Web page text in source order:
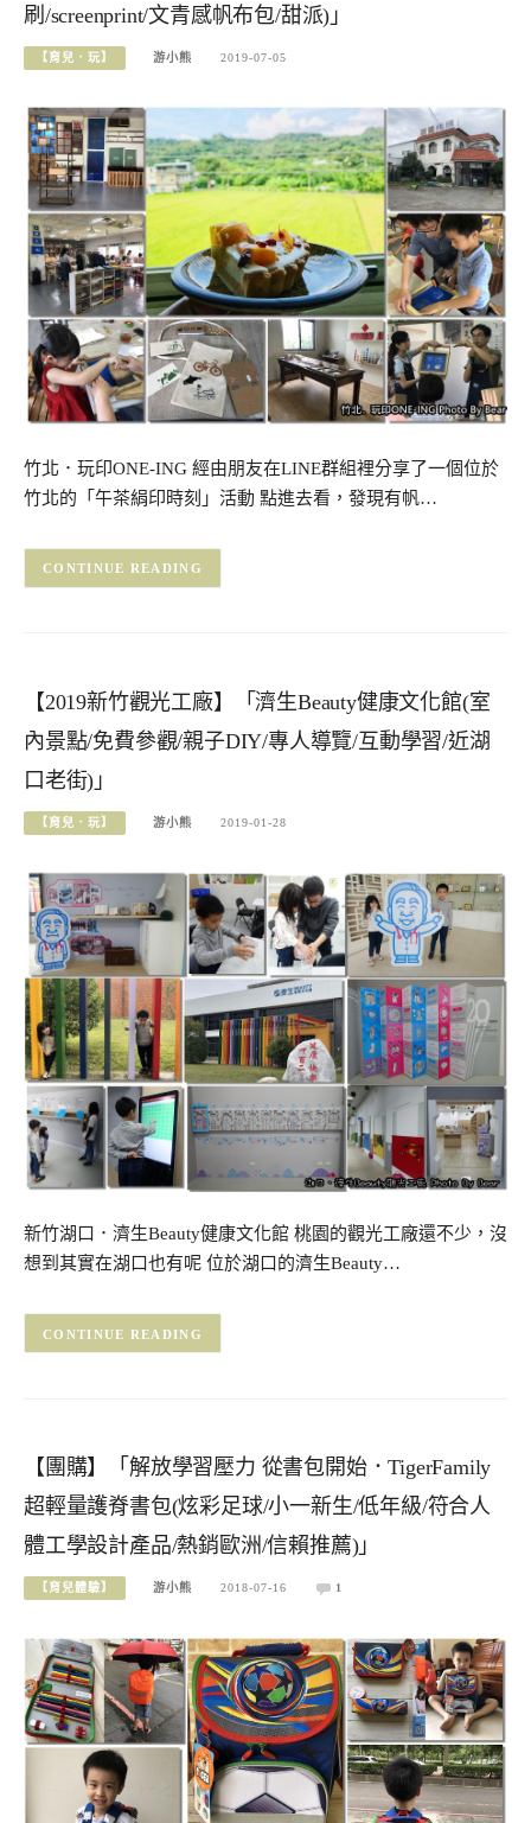
刷/screenprint/文青感帆布包/甜派)」
【育兒．玩】 游小熊 2019-07-05
竹北．玩印ONE-ING 經由朋友在LINE群組裡分享了一個位於
竹北的「午茶絹印時刻」活動 點進去看，發現有帆…
CONTINUE READING
【2019新竹觀光工廠】「濟生Beauty健康文化館(室
內景點/免費參觀/親子DIY/專人導覽/互動學習/近湖
口老街)」
【育兒．玩】 游小熊 2019-01-28
新竹湖口．濟生Beauty健康文化館 桃園的觀光工廠還不少，沒
想到其實在湖口也有呢 位於湖口的濟生Beauty…
CONTINUE READING
【團購】「解放學習壓力 從書包開始．TigerFamily
超輕量護脊書包(炫彩足球/小一新生/低年級/符合人
體工學設計產品/熱銷歐洲/信賴推薦)」
【育兒體驗】 游小熊 2018-07-16 1